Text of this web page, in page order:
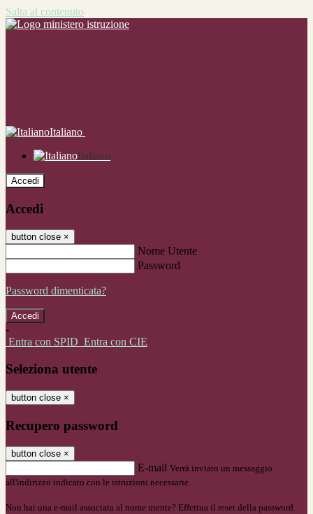
Salta al contenuto
Italiano
Italiano
Accedi
Accedi
button close ×
Nome Utente
Password
Password dimenticata?
-
Entra con SPID Entra con CIE
Seleziona utente
button close ×
Recupero password
button close ×
E-mail Verrà inviato un messaggio
all'indirizzo indicato con le istruzioni necessarie.
Non hai una e-mail associata al nome utente? Effettua il reset della password